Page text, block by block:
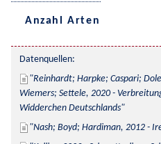
Anzahl Arten
Datenquellen:
Reinhardt; Harpke; Caspari;
Wiemers; Settele, 2020 -
Widderchen Deutschlands
Nash; Boyd; Hardiman, 2012 -